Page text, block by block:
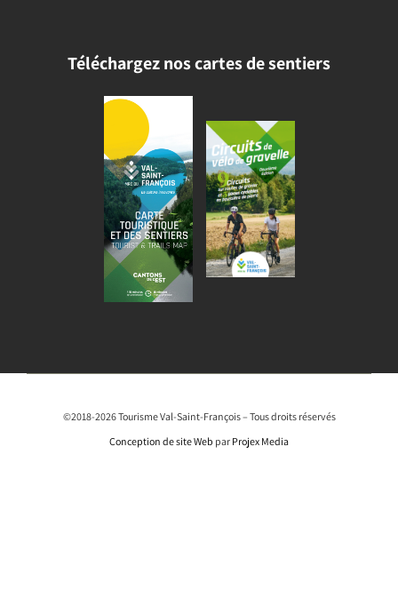
Téléchargez nos cartes de sentiers
©2018-2026 Tourisme Val-Saint-François – Tous droits réservés
Conception de site Web par Projex Media